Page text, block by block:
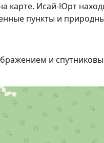
Исай-Юрт
пункты и
и